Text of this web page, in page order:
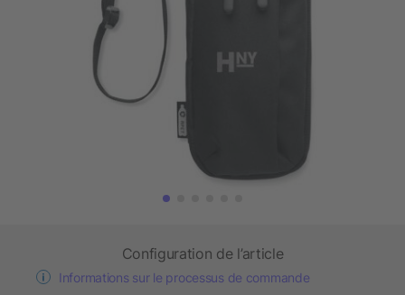
Configuration de l’article
Informations sur le processus de commande